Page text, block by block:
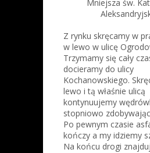
Mniejsza św.
Z rynku skręcamy w
w lewo w ulicę
Trzymamy się cały
docieramy do ulicy
Kochanowskiego.
lewo i tą właśnie ulicą
kontynuujemy
stopniowo
Po pewnym czasie
kończy a my idziemy
Na końcu drogi